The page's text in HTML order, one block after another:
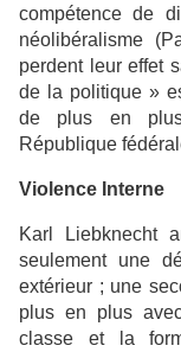
compétence de
néolibéralisme
perdent leur effet
de la politique »
de plus en
République
Violence Interne
Karl Liebknecht
seulement une
extérieur ; une
plus en plus
classe et la